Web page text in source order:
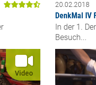
20.02.2018
DenkMal IV
In der 1.
Besuch...
Video